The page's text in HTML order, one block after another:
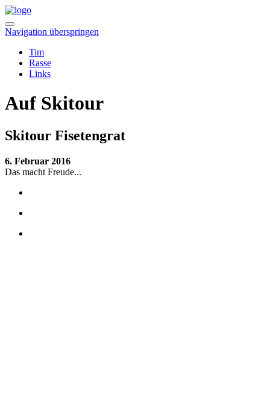
Navigation überspringen
Tim
Rasse
Links
Auf Skitour
Skitour Fisetengrat
6. Februar 2016
Das macht Freude...